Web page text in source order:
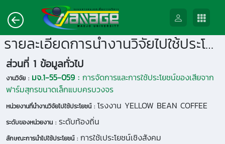
รายละเอียดการนำงานวิจัยไปใช้ประโยชน์
ส่วนที่ 1 ข้อมูลทั่วไป
งานวิจัย : มจ.1-55-059 : การจัดการและการใช้ประโยชน์ของเสียจาก
ฟาร์มสุกรขนาดเล็กแบบครบวงจร
หน่วยงานที่นำงานวิจัยไปใช้ประโยชน์ : โรงงาน YELLOW BEAN COFFEE
ระดับของหน่วยงาน : ระดับท้องถิ่น
ลักษณะการนำไปใช้ประโยชน์ : การใช้เประโยชน์เชิงสังคม